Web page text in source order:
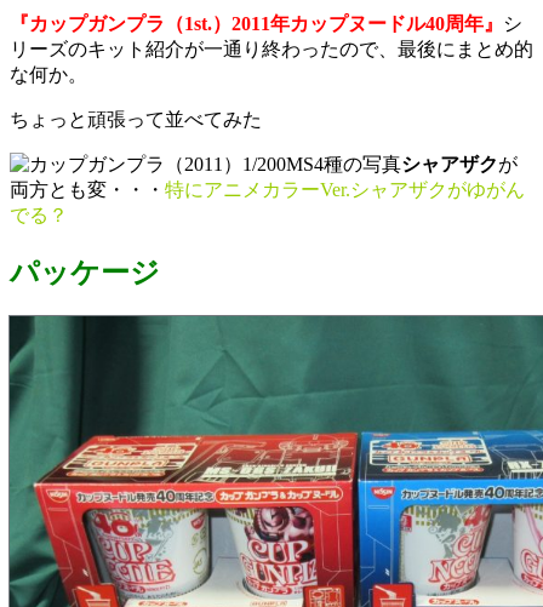
『カップガンプラ（1st.）2011年カップヌードル40周年』
シ
リーズのキット紹介が一通り終わったので、最後にまとめ的
な何か。
ちょっと頑張って並べてみた
シャアザクが
両方とも変・・・ 特にアニメカラーVer.シャアザクがゆがん
でる？
パッケージ